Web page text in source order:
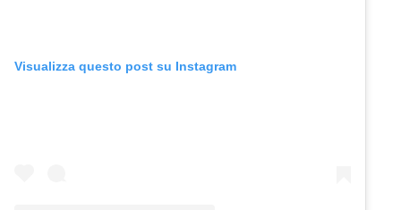
Visualizza questo post su Instagram